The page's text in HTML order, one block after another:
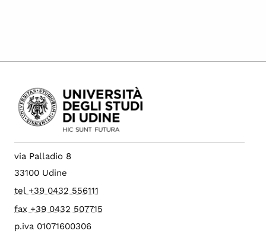
via Palladio 8
33100 Udine
tel +39 0432 556111
fax +39 0432 507715
p.iva 01071600306